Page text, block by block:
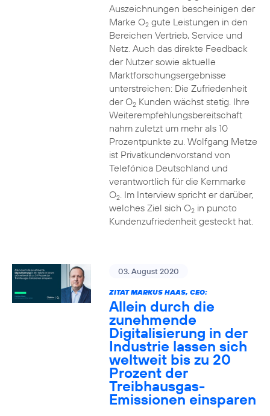
Auszeichnungen bescheinigen der
Marke O2gute Leistungen in den
Bereichen Vertrieb, Service und
Netz. Auch das direkte Feedback
der Nutzer sowie aktuelle
Marktforschungsergebnisse
unterstreichen: Die Zufriedenheit
der O2Kunden wächst stetig. Ihre
Weiterempfehlungsbereitschaft
nahm zuletzt um mehr als 10
Prozentpunkte zu. Wolfgang Metze
ist Privatkundenvorstand von
Telefónica Deutschland und
verantwortlich für die Kernmarke
O2. Im Interview spricht er darüber,
welches Ziel sich O2in puncto
Kundenzufriedenheit gesteckt hat.
03. August 2020
ZITAT MARKUS HAAS, CEO:
Allein durch die
zunehmende
Digitalisierung in der
Industrie lassen sich
weltweit bis zu 20
Prozent der
Treibhausgas-
Emissionen einsparen